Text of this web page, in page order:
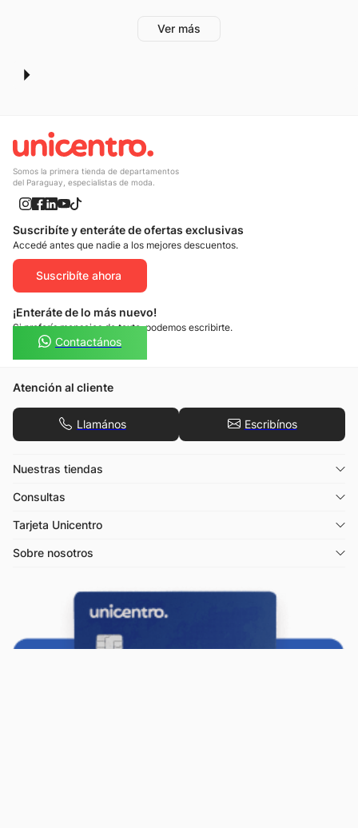
Somos la primera tienda de departamentos
del Paraguay, especialistas de moda.
Suscribíte y enteráte de ofertas exclusivas
Accedé antes que nadie a los mejores descuentos.
Suscribíte ahora
¡Enteráte de lo más nuevo!
Si preferís mensajes de texto, podemos escribirte.
Contactános
Atención al cliente
Llamános Escribínos
Nuestras tiendas
Consultas
Tarjeta Unicentro
Sobre nosotros